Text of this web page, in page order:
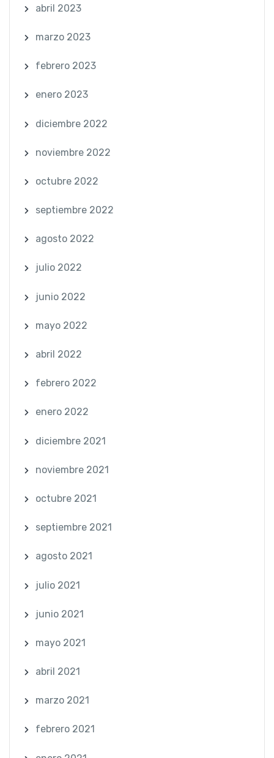
abril 2023
marzo 2023
febrero 2023
enero 2023
diciembre 2022
noviembre 2022
octubre 2022
septiembre 2022
agosto 2022
julio 2022
junio 2022
mayo 2022
abril 2022
febrero 2022
enero 2022
diciembre 2021
noviembre 2021
octubre 2021
septiembre 2021
agosto 2021
julio 2021
junio 2021
mayo 2021
abril 2021
marzo 2021
febrero 2021